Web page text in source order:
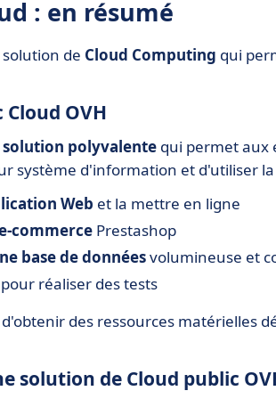
: en résumé
solution de Cloud Computing qui
OVH
solution polyvalente qui permet aux
système d'information et d'utiliser
Web et la mettre en ligne
commerce Prestashop
base de donnéesvolumineuse et
pour réaliser des tests
des ressources matérielles
solution de Cloud public